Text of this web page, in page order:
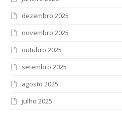
dezembro 2025
novembro 2025
outubro 2025
setembro 2025
agosto 2025
julho 2025